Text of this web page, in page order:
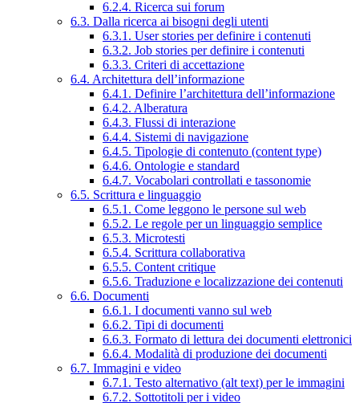
6.2.4. Ricerca sui forum
6.3. Dalla ricerca ai bisogni degli utenti
6.3.1. User stories per definire i contenuti
6.3.2. Job stories per definire i contenuti
6.3.3. Criteri di accettazione
6.4. Architettura dell’informazione
6.4.1. Definire l’architettura dell’informazione
6.4.2. Alberatura
6.4.3. Flussi di interazione
6.4.4. Sistemi di navigazione
6.4.5. Tipologie di contenuto (content type)
6.4.6. Ontologie e standard
6.4.7. Vocabolari controllati e tassonomie
6.5. Scrittura e linguaggio
6.5.1. Come leggono le persone sul web
6.5.2. Le regole per un linguaggio semplice
6.5.3. Microtesti
6.5.4. Scrittura collaborativa
6.5.5. Content critique
6.5.6. Traduzione e localizzazione dei contenuti
6.6. Documenti
6.6.1. I documenti vanno sul web
6.6.2. Tipi di documenti
6.6.3. Formato di lettura dei documenti elettronici
6.6.4. Modalità di produzione dei documenti
6.7. Immagini e video
6.7.1. Testo alternativo (alt text) per le immagini
6.7.2. Sottotitoli per i video